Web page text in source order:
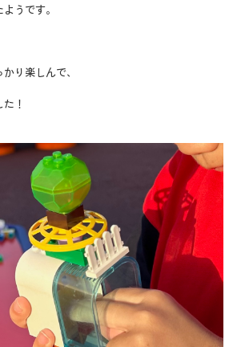
うです。
り楽しんで、
！